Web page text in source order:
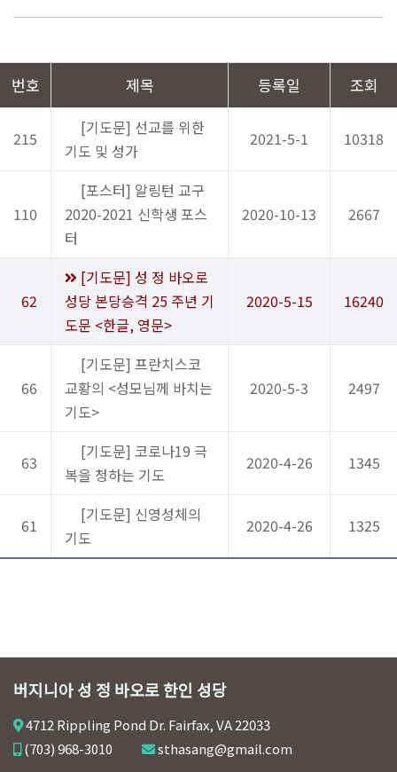
번호 제목 등록일 조회
215
[기도문] 선교를 위한
기도 및 성가
2021-5-1 10318
110
[포스터] 알링턴 교구
2020-2021 신학생 포스
터
2020-10-13 2667
62
[기도문] 성 정 바오로
성당 본당승격 25 주년 기
도문 <한글, 영문>
2020-5-15 16240
66
[기도문] 프란치스코
교황의 <성모님께 바치는
기도>
2020-5-3 2497
63
[기도문] 코로나19 극
복을 청하는 기도
2020-4-26 1345
61
[기도문] 신영성체의
기도
2020-4-26 1325
버지니아 성 정 바오로 한인 성당
4712 Rippling Pond Dr. Fairfax, VA 22033
(703) 968-3010
sthasang@gmail.com